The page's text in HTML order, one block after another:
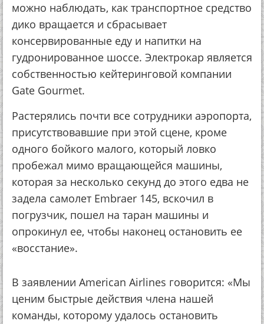
можно наблюдать, как транспортное средство
дико вращается и сбрасывает
консервированные еду и напитки на
гудронированное шоссе. Электрокар является
собственностью кейтеринговой компании
Gate Gourmet.
Растерялись почти все сотрудники аэропорта,
присутствовавшие при этой сцене, кроме
одного бойкого малого, который ловко
пробежал мимо вращающейся машины,
которая за несколько секунд до этого едва не
задела самолет Embraer 145, вскочил в
погрузчик, пошел на таран машины и
опрокинул ее, чтобы наконец остановить ее
«восстание».
В заявлении American Airlines говорится: «Мы
ценим быстрые действия члена нашей
команды, которому удалось остановить